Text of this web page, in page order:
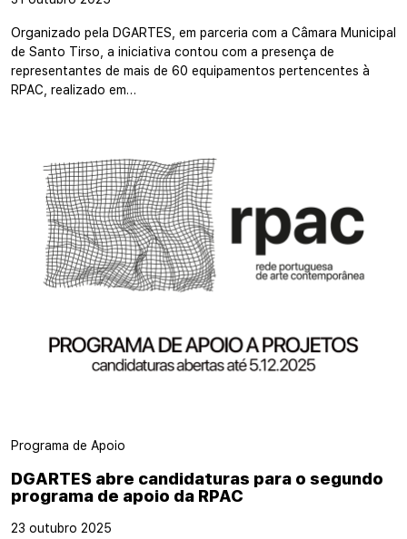
Organizado pela DGARTES, em parceria com a Câmara Municipal
de Santo Tirso, a iniciativa contou com a presença de
representantes de mais de 60 equipamentos pertencentes à
RPAC, realizado em…
Programa de Apoio
DGARTES abre candidaturas para o segundo
programa de apoio da RPAC
23 outubro 2025